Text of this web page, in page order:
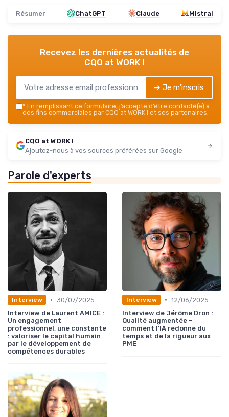
Résumer ChatGPT Claude Mistral
Recevez les dernières actualités de
CQO at WORK !
➔ Je m'inscris
* En remplissant ce formulaire, j’accepte d’être contacté(e) à
des fins commerciales par CQO at WORK ! et ses partenaires.
CQO at WORK !
Ajoutez-nous à vos sources préférées sur Google
Parole d'experts
Interview • 30/07/2025
Interview de Laurent AMICE :
Un engagement
professionnel, une constante
: valoriser le capital humain
par le développement de
compétences durables
Interview • 12/06/2025
Interview de Jérôme Dron :
Qualité augmentée -
comment l’IA redonne du
temps et de la rigueur aux
PME